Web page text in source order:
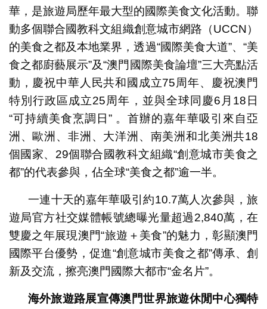
華，是旅遊局歷年最大型的國際美食文化活動。聯
動多個聯合國教科文組織創意城市網路（UCCN）
的美食之都及本地業界，透過“國際美食大道”、“美
食之都廚藝展示”及“澳門國際美食論壇”三大亮點活
動，慶祝中華人民共和國成立75周年、慶祝澳門
特別行政區成立25周年，並與全球同慶6月18日
“可持續美食烹調日” 。首辦的嘉年華吸引來自亞
洲、歐洲、非洲、大洋洲、南美洲和北美洲共18
個國家、29個聯合國教科文組織“創意城市美食之
都”的代表參與，佔全球“美食之都”逾一半。
一連十天的嘉年華吸引約10.7萬人次參與，旅
遊局官方社交媒體帳號總曝光量超過2,840萬，在
雙慶之年展現澳門“旅遊＋美食”的魅力，彰顯澳門
國際平台優勢，促進“創意城市美食之都”傳承、創
新及交流，擦亮澳門國際大都市“金名片”。
海外旅遊路展宣傳澳門世界旅遊休閒中心獨特